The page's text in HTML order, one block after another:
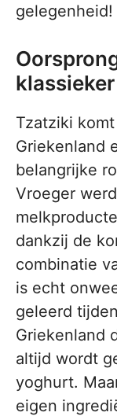
gelegenheid!
klassieker
Tzatziki
Griekenland
belangrijke
Vroeger
dankzij de
combinatie
is echt
geleerd
Griekenland
altijd wordt
yoghurt.
eigen